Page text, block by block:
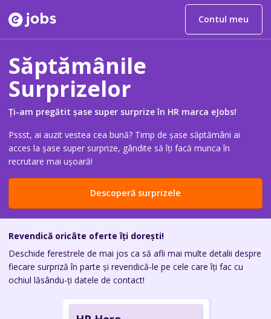
Contul meu
Săptămânile
Surprizelor
Ți-am pregătit șase super surprize în HR marca eJobs!
Pssst, ai auzit vestea cea bună? Timp de șase săptămâni ai
acces la șase super surprize, gândite să îți facă munca în
recrutare mai ușoară!
Descoperă surprizele
Revendică oricâte oferte îți dorești!
Deschide ferestrele de mai jos ca să afli mai multe detalii despre
fiecare surpriză în parte și revendică-le pe cele care îți fac cu
ochiul lăsându-ți datele de contact!